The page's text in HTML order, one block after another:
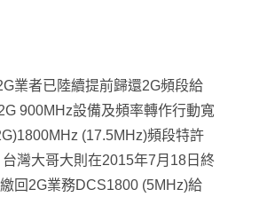
業者已陸續提前歸還2G頻段給
900MHz設備及頻率轉作行動寬
(17.5MHz)頻段特許
灣大哥大則在2015年7月18日終
回2G業務DCS1800 (5MHz)給